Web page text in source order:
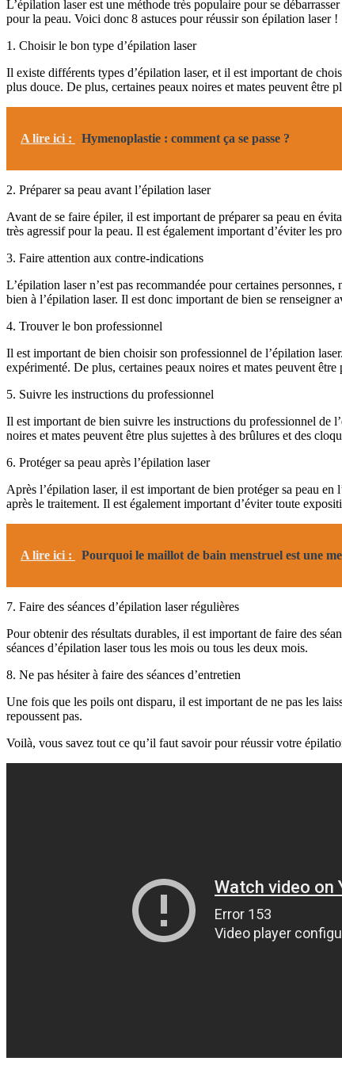
L’épilation laser est une méthode très populaire pour se
pour la peau. Voici donc 8 astuces pour réussir son épilation laser !
1. Choisir le bon type d’épilation laser
Il existe différents types d’épilation laser, et il est important de
plus douce. De plus, certaines peaux noires et mates peuvent être
A lire ici : Hymenoplastie : comment ça se passe ?
2. Préparer sa peau avant l’épilation laser
Avant de se faire épiler, il est important de préparer sa peau en
très agressif pour la peau. Il est également important d’éviter les
3. Faire attention aux contre-indications
L’épilation laser n’est pas recommandée pour certaines
bien à l’épilation laser. Il est donc important de bien se renseigner
4. Trouver le bon professionnel
Il est important de bien choisir son professionnel de l’épilation
expérimenté. De plus, certaines peaux noires et mates peuvent
5. Suivre les instructions du professionnel
Il est important de bien suivre les instructions du professionnel de
noires et mates peuvent être plus sujettes à des brûlures et des
6. Protéger sa peau après l’épilation laser
Après l’épilation laser, il est important de bien protéger sa peau en
après le traitement. Il est également important d’éviter toute
A lire ici : Pourquoi le maillot de bain menstruel est une
7. Faire des séances d’épilation laser régulières
Pour obtenir des résultats durables, il est important de faire des
séances d’épilation laser tous les mois ou tous les deux mois.
8. Ne pas hésiter à faire des séances d’entretien
Une fois que les poils ont disparu, il est important de ne pas les
repoussent pas.
Voilà, vous savez tout ce qu’il faut savoir pour réussir votre